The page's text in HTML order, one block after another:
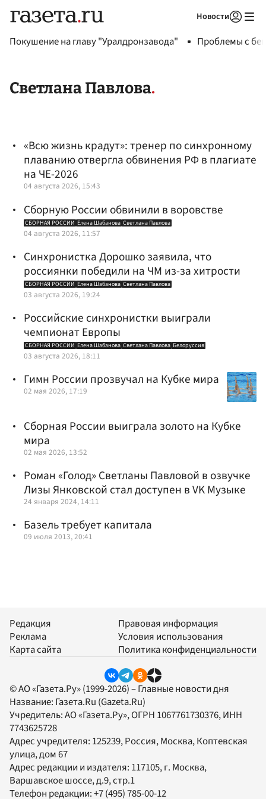
Новости
Покушение на главу "Уралдронзавода" Проблемы с
Светлана Павлова
«Всю жизнь крадут»: тренер по синхронному
плаванию отвергла обвинения РФ в плагиате
на ЧЕ-2026
04 августа 2026, 15:43
Сборную России обвинили в воровстве
СБОРНАЯ РОССИИ Елена Шабанова Светлана Павлова
04 августа 2026, 11:57
Синхронистка Дорошко заявила, что
россиянки победили на ЧМ из-за хитрости
СБОРНАЯ РОССИИ Елена Шабанова Светлана Павлова
03 августа 2026, 19:24
Российские синхронистки выиграли
чемпионат Европы
СБОРНАЯ РОССИИ Елена Шабанова Светлана Павлова Белоруссия
03 августа 2026, 18:11
Гимн России прозвучал на Кубке мира
02 мая 2026, 17:19
Сборная России выиграла золото на Кубке
мира
02 мая 2026, 13:52
Роман «Голод» Светланы Павловой в озвучке
Лизы Янковской стал доступен в VK Музыке
24 января 2024, 14:11
Базель требует капитала
09 июля 2013, 20:41
Редакция
Реклама
Карта сайта
Правовая информация
Условия использования
Политика конфиденциальности
© АО «Газета.Ру» (1999-2026) – Главные новости дня
Название: Газета.Ru (Gazeta.Ru)
Учредитель:АО «Газета.Ру», ОГРН 1067761730376, ИНН
7743625728
Адрес учредителя: 125239, Россия, Москва, Коптевская
улица, дом 67
Адрес редакции и издателя: 117105, г. Москва,
Варшавское шоссе, д.9, стр.1
Телефон редакции:+7 (495) 785-00-12